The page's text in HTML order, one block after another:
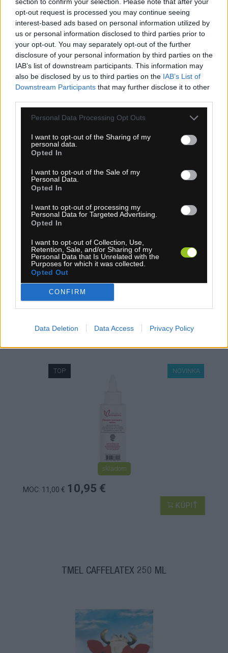
opt-out request is processed you may continue seeing
interest-based ads based on personal information utilized by
us or personal information disclosed to third parties prior to
your opt-out. You may separately opt-out of the further
disclosure of your personal information by third parties on the
IAB’s list of downstream participants. This information may
also be disclosed by us to third parties on the IAB’s List of
Downstream Participants that may further disclose it to other
Personal Data Processing Opt Outs
I want to opt-out of the Sharing of my
personal data.
Opted In
I want to opt-out of the Sale of my
Personal Data.
Opted In
I want to opt-out of processing my
Personal Data for Targeted Advertising.
Opted In
I want to opt-out of Collection, Use,
Retention, Sale, and/or Sharing of my
Personal Data that Is Unrelated with the
Purposes for which it was collected.
Opted Out
CONFIRM
Data Deletion Data Access Privacy Policy
KÚPIŤ
TMEL V SPREJI CAFFELATEX ESPRESSO 70ML
9,95 €
VOSK NA REŤAZ - FOWERPOWER WAX 100ML
NOVINKA
TOP
skladom
MOC: 11,00 € 10,95 €
KÚPIŤ
TMEL CAFFELATEX 250 ML